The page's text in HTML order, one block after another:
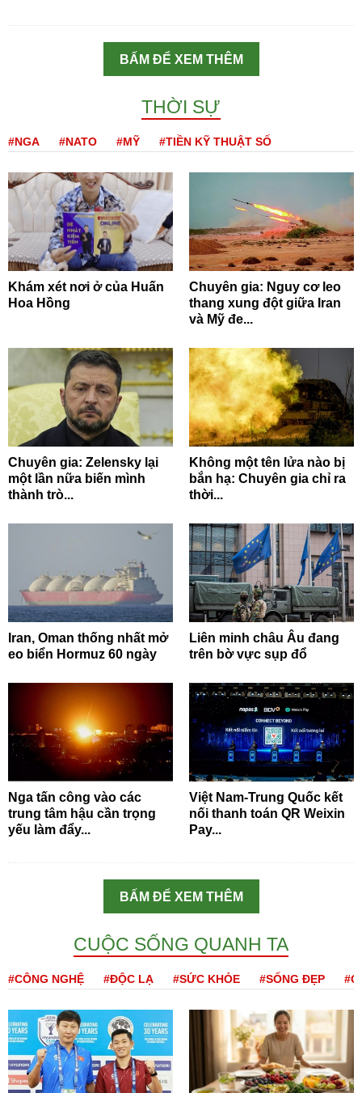
BẤM ĐỂ XEM THÊM
THỜI SỰ
#NGA #NATO #MỸ #TIỀN KỸ THUẬT SỐ
Khám xét nơi ở của Huấn
Hoa Hồng
Chuyên gia: Nguy cơ leo
thang xung đột giữa Iran
và Mỹ đe...
Chuyên gia: Zelensky lại
một lần nữa biến mình
thành trò...
Không một tên lửa nào bị
bắn hạ: Chuyên gia chỉ ra
thời...
Iran, Oman thống nhất mở
eo biển Hormuz 60 ngày
Liên minh châu Âu đang
trên bờ vực sụp đổ
Nga tấn công vào các
trung tâm hậu cần trọng
yếu làm đẩy...
Việt Nam-Trung Quốc kết
nối thanh toán QR Weixin
Pay...
BẤM ĐỂ XEM THÊM
CUỘC SỐNG QUANH TA
#CÔNG NGHỆ #ĐỘC LẠ #SỨC KHỎE #SỐNG ĐẸP